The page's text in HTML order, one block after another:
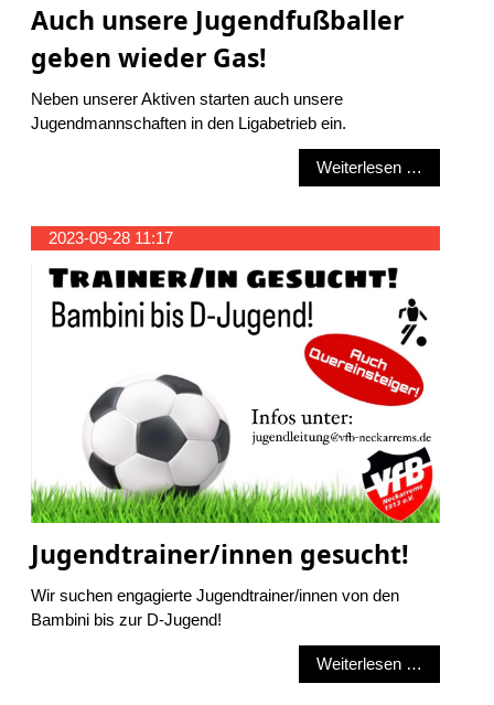
Auch unsere Jugendfußballer
geben wieder Gas!
Neben unserer Aktiven starten auch unsere
Jugendmannschaften in den Ligabetrieb ein.
Weiterlesen …
2023-09-28 11:17
Jugendtrainer/innen gesucht!
Wir suchen engagierte Jugendtrainer/innen von den
Bambini bis zur D-Jugend!
Weiterlesen …